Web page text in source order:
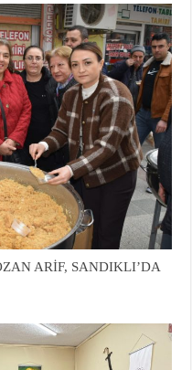
ARİF, SANDIKLI’DA